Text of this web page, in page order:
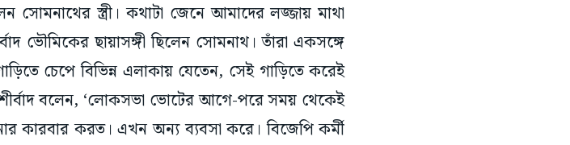
সোমনাথের স্ত্রী। কথাটা জেনে আমাদের লজ্জায় মাথা
ভৌমিকের ছায়াসঙ্গী ছিলেন সোমনাথ। তাঁরা একসঙ্গে
চেপে বিভিন্ন এলাকায় যেতেন, সেই গাড়িতে করেই
বলেন, ‘লোকসভা ভোটের আগে-পরে সময় থেকেই
কারবার করত। এখন অন্য ব্যবসা করে। বিজেপি কর্মী